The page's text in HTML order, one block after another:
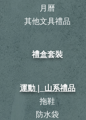
月曆
​其他文具禮品
禮盒套裝
運動 | 山系禮品
拖鞋
防水袋